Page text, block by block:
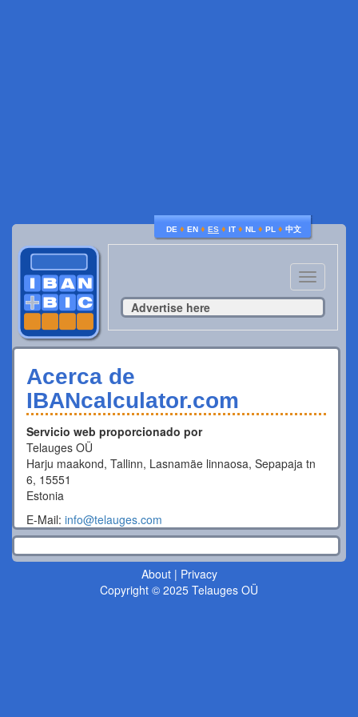
DE ♦ EN ♦ ES ♦ IT ♦ NL ♦ PL ♦ 中文
Toggle
navigation
Advertise here
Acerca de
IBANcalculator.com
Servicio web proporcionado por
Telauges OÜ
Harju maakond, Tallinn, Lasnamäe linnaosa, Sepapaja tn
6, 15551
Estonia
E-Mail: info@telauges.com
About| Privacy
Copyright © 2025 Telauges OÜ